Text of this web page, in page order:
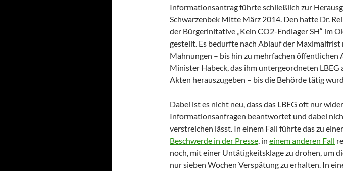
Informationsantrag führte schließlich zur
Schwarzenbek Mitte März 2014. Den hatte Dr.
der Bürgerinitative „Kein CO2-Endlager SH“ im
gestellt. Es bedurfte nach Ablauf der Maximalfrist
Mahnungen – bis hin zu mehrfachen öffentlichen
Minister Habeck, das ihm untergeordneten LBEG
Akten herauszugeben – bis die Behörde tätig
Dabei ist es nicht neu, dass das LBEG oft nur
Informationsanfragen beantwortet und dabei
verstreichen lässt. In einem Fall führte das zu einer
Beschwerde in der Presse, in einem anderen Fall
noch, mit einer Untätigkeitsklage zu drohen, um
nur sieben Wochen Verspätung zu erhalten. In